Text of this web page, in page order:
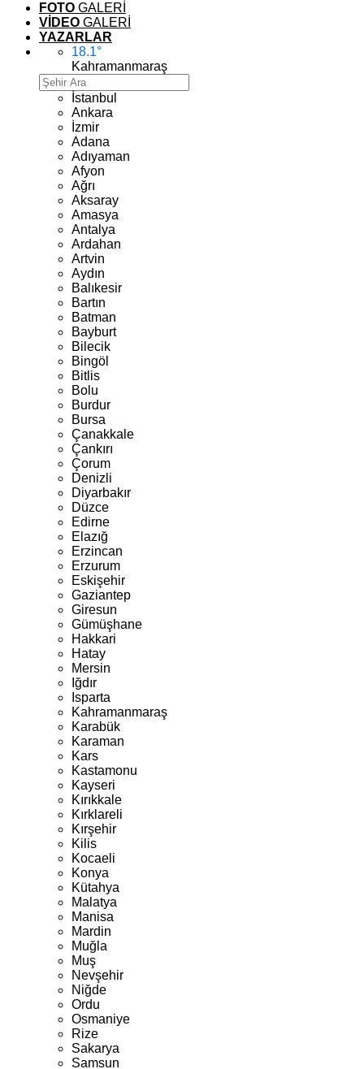
FOTO GALERİ
VİDEO GALERİ
YAZARLAR
18.1°
Kahramanmaraş
İstanbul
Ankara
İzmir
Adana
Adıyaman
Afyon
Ağrı
Aksaray
Amasya
Antalya
Ardahan
Artvin
Aydın
Balıkesir
Bartın
Batman
Bayburt
Bilecik
Bingöl
Bitlis
Bolu
Burdur
Bursa
Çanakkale
Çankırı
Çorum
Denizli
Diyarbakır
Düzce
Edirne
Elazığ
Erzincan
Erzurum
Eskişehir
Gaziantep
Giresun
Gümüşhane
Hakkari
Hatay
Mersin
Iğdır
Isparta
Kahramanmaraş
Karabük
Karaman
Kars
Kastamonu
Kayseri
Kırıkkale
Kırklareli
Kırşehir
Kilis
Kocaeli
Konya
Kütahya
Malatya
Manisa
Mardin
Muğla
Muş
Nevşehir
Niğde
Ordu
Osmaniye
Rize
Sakarya
Samsun